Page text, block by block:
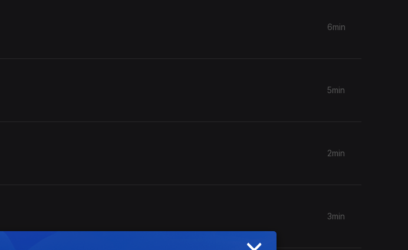
6min
5min
2min
3min